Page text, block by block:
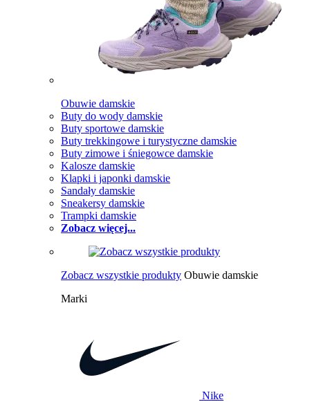
Obuwie damskie
Buty do wody damskie
Buty sportowe damskie
Buty trekkingowe i turystyczne damskie
Buty zimowe i śniegowce damskie
Kalosze damskie
Klapki i japonki damskie
Sandały damskie
Sneakersy damskie
Trampki damskie
Zobacz więcej...
Zobacz wszystkie produkty Obuwie damskie
Marki
Nike